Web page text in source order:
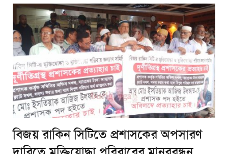
বিজয় রাকিন সিটিতে প্রশাসকের অপসারণ